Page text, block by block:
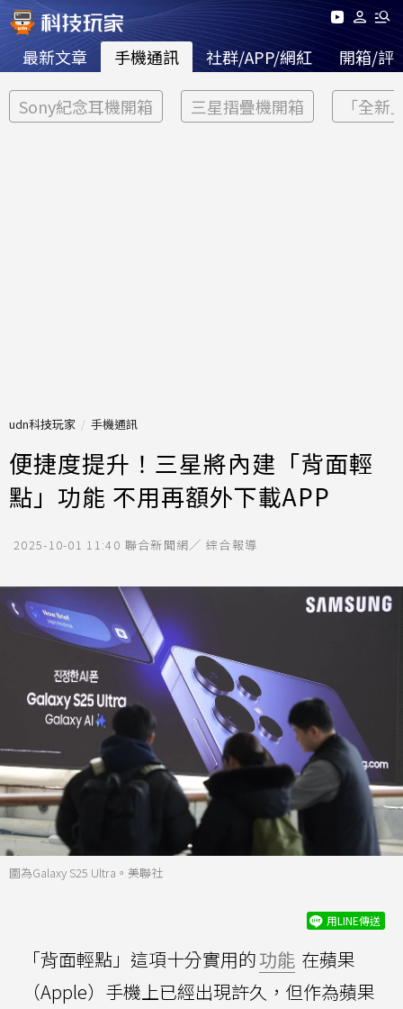
最新文章 手機通訊 社群/APP/網紅 開箱/評
Sony紀念耳機開箱 三星摺疊機開箱 「全新
udn科技玩家 手機通訊
便捷度提升！三星將內建「背面輕
點」功能 不用再額外下載APP
2025-10-01 11:40 聯合新聞網／ 綜合報導
圖為Galaxy S25 Ultra。美聯社
用LINE傳送
「背面輕點」這項十分實用的功能 在蘋果
（Apple）手機上已經出現許久，但作為蘋果